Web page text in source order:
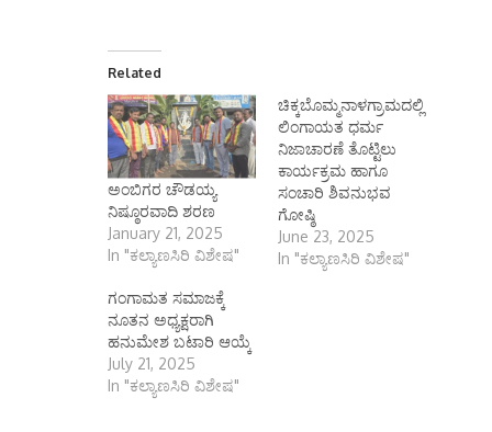
Related
ಅಂಬಿಗರ ಚೌಡಯ್ಯ
ನಿಷ್ಠೂರವಾದಿ ಶರಣ
January 21, 2025
In "ಕಲ್ಯಾಣಸಿರಿ ವಿಶೇಷ"
ಚಿಕ್ಕಬೊಮ್ಮನಾಳಗ್ರಾಮದಲ್ಲಿ
ಲಿಂಗಾಯತ ಧರ್ಮ
ನಿಜಾಚಾರಣೆ ತೊಟ್ಟಿಲು
ಕಾರ್ಯಕ್ರಮ ಹಾಗೂ
ಸಂಚಾರಿ ಶಿವನುಭವ
ಗೋಷ್ಠಿ
June 23, 2025
In "ಕಲ್ಯಾಣಸಿರಿ ವಿಶೇಷ"
ಗಂಗಾಮತ ಸಮಾಜಕ್ಕೆ
ನೂತನ ಅಧ್ಯಕ್ಷರಾಗಿ
ಹನುಮೇಶ ಬಟಾರಿ ಆಯ್ಕೆ
July 21, 2025
In "ಕಲ್ಯಾಣಸಿರಿ ವಿಶೇಷ"